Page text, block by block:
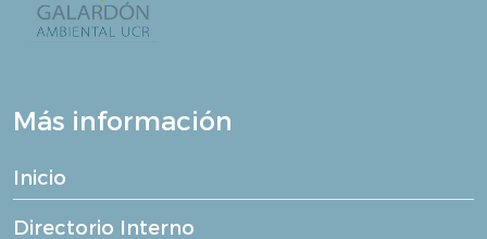
Más información
Inicio
Directorio Interno